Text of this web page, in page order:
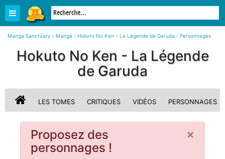
Manga Sanctuary › Manga › Hokuto No Ken - La Légende de Garuda › Personnages
Hokuto No Ken - La Légende
de Garuda
LES TOMES CRITIQUES VIDÉOS PERSONNAGES
×
Proposez des
personnages !